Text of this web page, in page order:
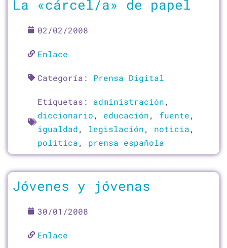
La «cárcel/a» de papel
02/02/2008
Enlace
Categoría: Prensa Digital
Etiquetas: administración,
diccionario, educación, fuente,
igualdad, legislación, noticia,
política, prensa española
Jóvenes y jóvenas
30/01/2008
Enlace